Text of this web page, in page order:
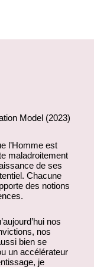
Model (2023)
l’Homme est
maladroitement
de ses
Chacune
des notions
nos
nos
bien se
un accélérateur
je